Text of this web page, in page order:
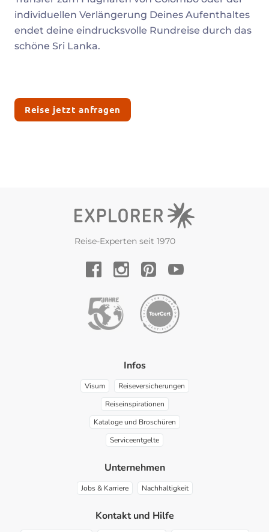
individuellen Verlängerung Deines Aufenthaltes
endet deine eindrucksvolle Rundreise durch das
schöne Sri Lanka.
Reise jetzt anfragen
Reise-Experten seit 1970
Infos
Visum
Reiseversicherungen
Reiseinspirationen
Kataloge und Broschüren
Serviceentgelte
Unternehmen
Jobs & Karriere Nachhaltigkeit
Kontakt und Hilfe